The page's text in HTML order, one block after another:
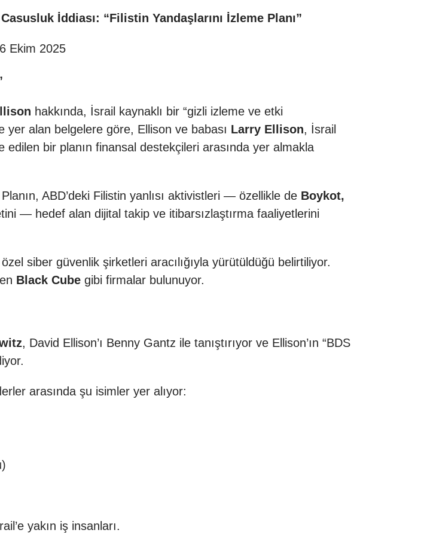
İddiası: “Filistin Yandaşlarını İzleme Planı”
Ekim 2025
hakkında, İsrail kaynaklı bir “gizli izleme ve etki
yer alan belgelere göre, Ellison ve babası Larry Ellison, İsrail
edilen bir planın finansal destekçileri arasında yer almakla
ABD’deki Filistin yanlısı aktivistleri — özellikle de Boykot,
— hedef alan dijital takip ve itibarsızlaştırma faaliyetlerini
siber güvenlik şirketleri aracılığıyla yürütüldüğü belirtiliyor.
Black Cube gibi firmalar bulunuyor.
, David Ellison’ı Benny Gantz ile tanıştırıyor ve Ellison’ın “BDS
arasında şu isimler yer alıyor:
yakın iş insanları.